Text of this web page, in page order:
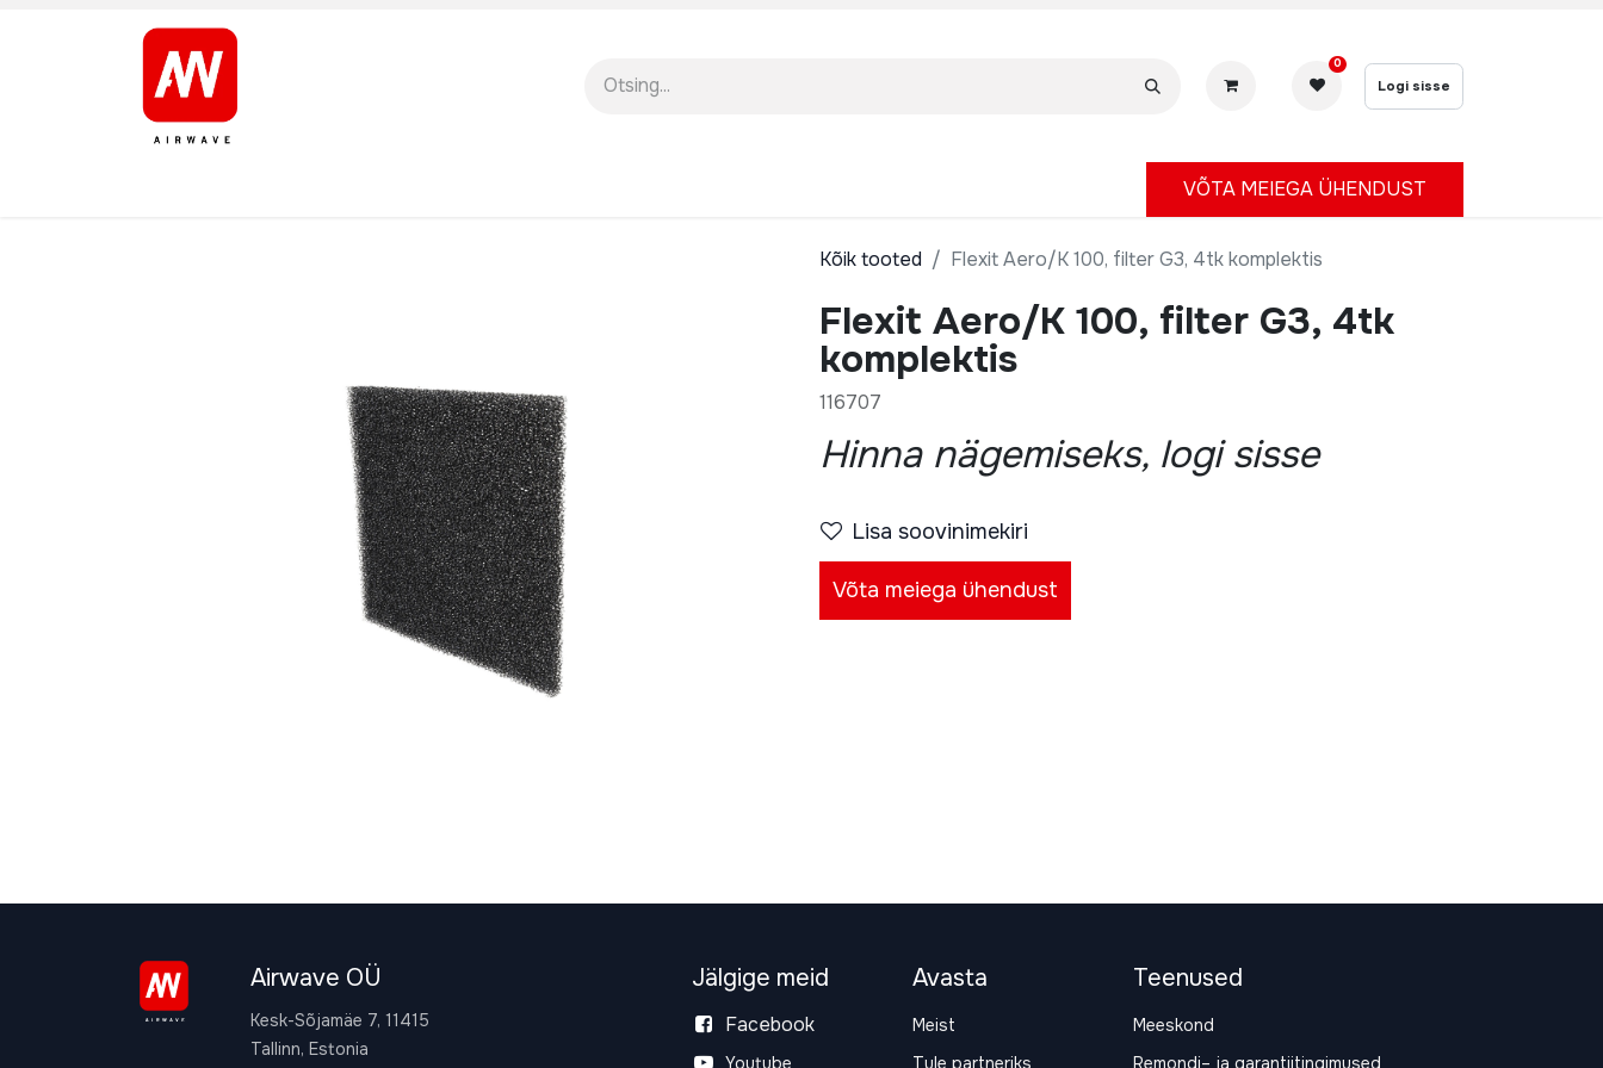
0
Logi sisse
VÕTA MEIEGA ÜHENDUST
Kõik tooted Flexit Aero/K 100, filter G3, 4tk komplektis
Flexit Aero/K 100, filter G3, 4tk
komplektis
116707
Hinna nägemiseks, logi sisse
Lisa soovinimekiri
Võta meiega ühendust
Airwave OÜ
Kesk-Sõjamäe 7, 11415
Tallinn, Estonia
Jälgige meid
Facebook
Youtube
Avasta
Meist
Tule partneriks
Teenused
Meeskond
Remondi– ja garantiitingimused